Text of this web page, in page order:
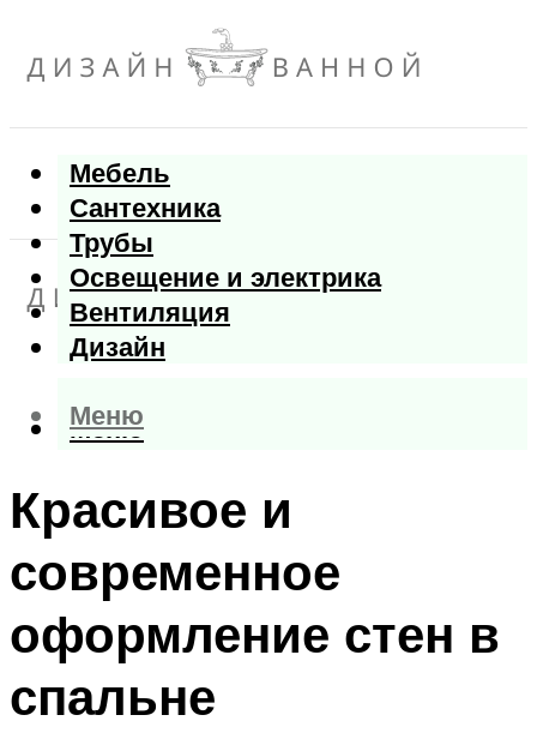
Мебель
Сантехника
Трубы
Освещение и электрика
Вентиляция
Дизайн
Меню
Меню
Красивое и
современное
оформление стен в
спальне